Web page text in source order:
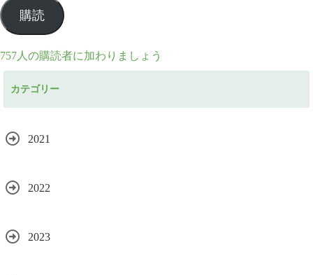
ル
ア
ド
購読
757人の購読者に加わりましょう
カテゴリー
2021
2022
2023